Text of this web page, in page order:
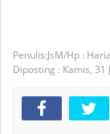
JsM/Hp :
Diposting : Kamis, 31